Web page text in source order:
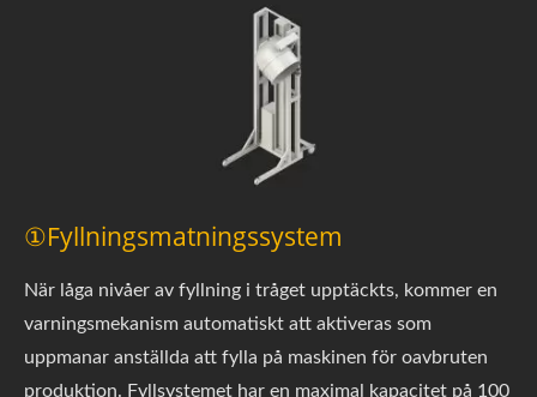
①Fyllningsmatningssystem
När låga nivåer av fyllning i tråget upptäckts, kommer en
varningsmekanism automatiskt att aktiveras som
uppmanar anställda att fylla på maskinen för oavbruten
produktion. Fyllsystemet har en maximal kapacitet på 100